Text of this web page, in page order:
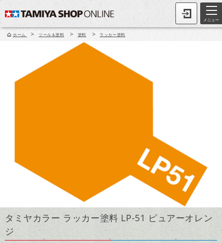
メニュー
ホーム > ツール＆塗料 > 塗料 > ラッカー塗料
タミヤカラー ラッカー塗料 LP-51 ピュアーオレン
ジ